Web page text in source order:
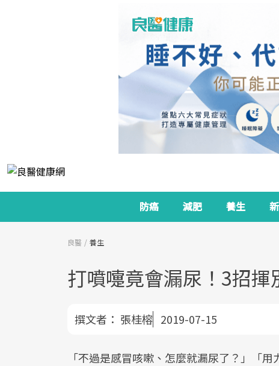
防癌 減肥 養生
良醫 養生
打噴嚏竟會漏尿！3招揮
撰文者： 張桂榕 2019-07-15
「不過是感冒咳嗽、怎麼就漏尿了？」「